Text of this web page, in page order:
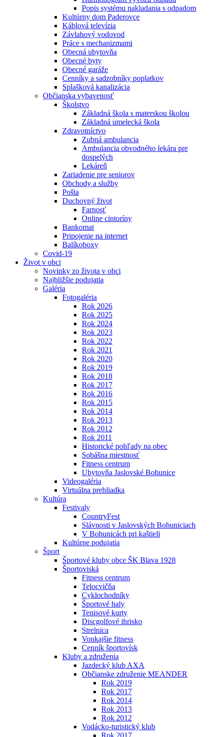
Popis systému nakladania s odpadom
Kultúrny dom Paderovce
Káblová televízia
Závlahový vodovod
Práce s mechanizmami
Obecná ubytovňa
Obecné byty
Obecné garáže
Cenníky a sadzobníky poplatkov
Splašková kanalizácia
Občianska vybavenosť
Školstvo
Základná škola s materskou školou
Základná umelecká škola
Zdravotníctvo
Zubná ambulancia
Ambulancia obvodného lekára pre
dospelých
Lekáreň
Zariadenie pre seniorov
Obchody a služby
Pošta
Duchovný život
Farnosť
Online cintoríny
Bankomat
Pripojenie na internet
Balíkoboxy
Covid-19
Život v obci
Novinky zo života v obci
Najbližšie podujatia
Galéria
Fotogaléria
Rok 2026
Rok 2025
Rok 2024
Rok 2023
Rok 2022
Rok 2021
Rok 2020
Rok 2019
Rok 2018
Rok 2017
Rok 2016
Rok 2015
Rok 2014
Rok 2013
Rok 2012
Rok 2011
Historické pohľady na obec
Sobášna miestnosť
Fitness centrum
Ubytovňa Jaslovské Bohunice
Videogaléria
Virtuálna prehliadka
Kultúra
Festivaly
CountryFest
Slávnosti v Jaslovských Bohuniciach
V Bohunicách pri kaštieli
Kultúrne podujatia
Šport
Športové kluby obce ŠK Blava 1928
Športoviská
Fitness centrum
Telocvičňa
Cyklochodníky
Športové haly
Tenisové kurty
Discgolfové ihrisko
Strelnica
Vonkajšie fitness
Cenník športovísk
Kluby a združenia
Jazdecký klub AXA
Občianske združenie MEANDER
Rok 2019
Rok 2017
Rok 2014
Rok 2013
Rok 2012
Vodácko-turistický klub
Rok 2017